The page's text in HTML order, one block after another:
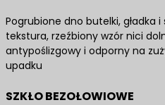
Pogrubione dno butelki, gładka
tekstura, rzeźbiony wzór nici
antypoślizgowy i odporny na
upadku
SZKŁO BEZOŁOWIOWE